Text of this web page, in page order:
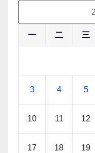
一 二 三
3 4 5
10 11 12
17 18 19